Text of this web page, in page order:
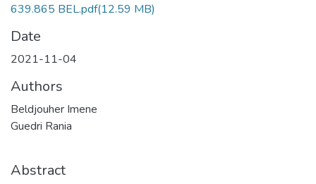
639.865 BEL.pdf(12.59 MB)
Date
2021-11-04
Authors
Beldjouher Imene
Guedri Rania
Abstract